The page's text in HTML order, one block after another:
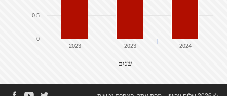
שנים
2023 2023 2024
0
0.5